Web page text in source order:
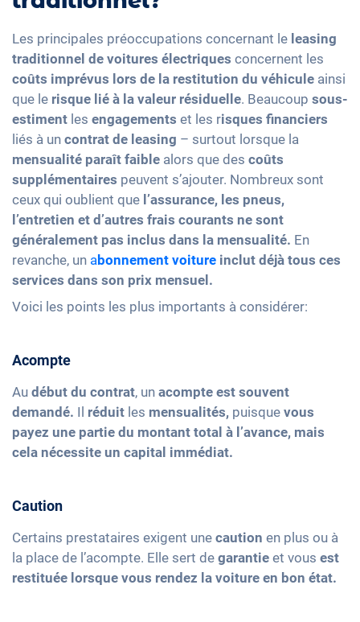
Les principales préoccupations concernant le leasing
traditionnel de voitures électriques concernent les
coûts imprévus lors de la restitution du véhicule ainsi
que le risque lié à la valeur résiduelle. Beaucoup sous-
estiment les engagements et les risques financiers
liés à un contrat de leasing – surtout lorsque la
mensualité paraît faible alors que des coûts
supplémentaires peuvent s’ajouter. Nombreux sont
ceux qui oublient que l’assurance, les pneus,
l’entretien et d’autres frais courants ne sont
généralement pas inclus dans la mensualité. En
revanche, un abonnement voiture inclut déjà tous ces
services dans son prix mensuel.
Voici les points les plus importants à considérer:
Acompte
Au début du contrat, un acompte est souvent
demandé. Il réduit les mensualités, puisque vous
payez une partie du montant total à l’avance, mais
cela nécessite un capital immédiat.
Caution
Certains prestataires exigent une caution en plus ou à
la place de l’acompte. Elle sert de garantie et vous est
restituée lorsque vous rendez la voiture en bon état.